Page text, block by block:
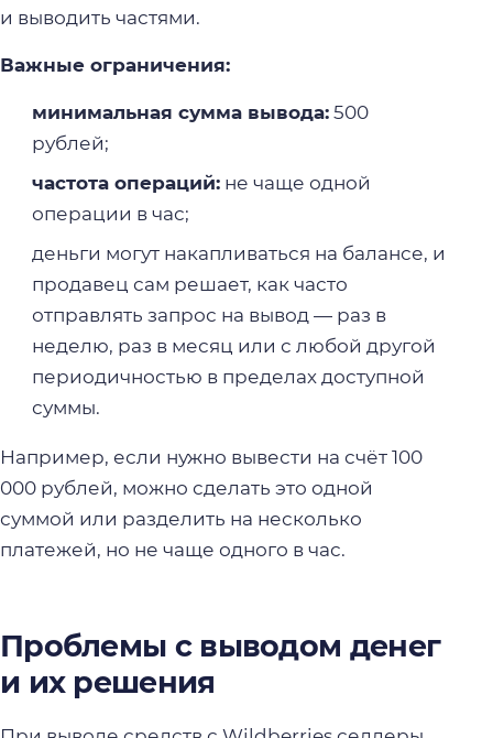
и выводить частями.
Важные ограничения:
минимальная сумма вывода:500
рублей;
частота операций:не чаще одной
операции в час;
деньги могут накапливаться на балансе, и
продавец сам решает, как часто
отправлять запрос на вывод — раз в
неделю, раз в месяц или с любой другой
периодичностью в пределах доступной
суммы.
Например, если нужно вывести на счёт 100
000 рублей, можно сделать это одной
суммой или разделить на несколько
платежей, но не чаще одного в час.
Проблемы с выводом денег
и их решения